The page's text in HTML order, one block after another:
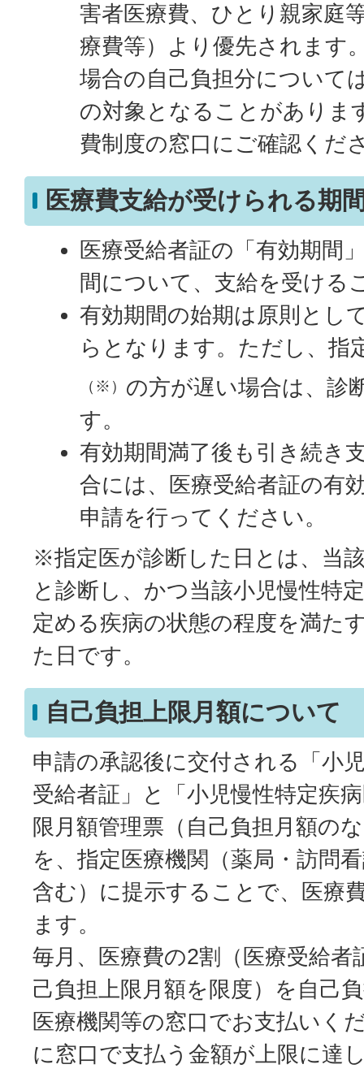
害者医療費、ひとり親家庭
療費等）より優先されます
場合の自己負担分について
の対象となることがありま
費制度の窓口にご確認くだ
医療費支給が受けられる期
医療受給者証の「有効期間
間について、支給を受ける
有効期間の始期は原則とし
らとなります。ただし、指
（※） の方が遅い場合は、診
す。
有効期間満了後も引き続き
合には、医療受給者証の有
申請を行ってください。
※指定医が診断した日とは、当
と診断し、かつ当該小児慢性特
定める疾病の状態の程度を満た
た日です。
自己負担上限月額について
申請の承認後に交付される「小
受給者証」と「小児慢性特定疾
限月額管理票（自己負担月額の
を、指定医療機関（薬局・訪問
含む）に提示することで、医療
ます。
毎月、医療費の2割（医療受給者
己負担上限月額を限度）を自己
医療機関等の窓口でお支払いく
に窓口で支払う金額が上限に達